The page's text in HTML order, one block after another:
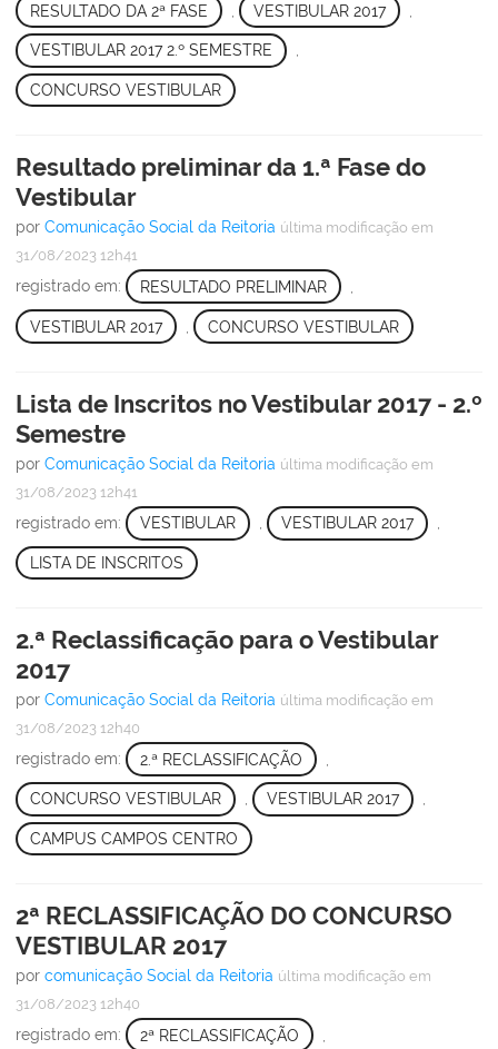
RESULTADO DA 2ª FASE VESTIBULAR 2017
VESTIBULAR 2017 2.º SEMESTRE ,
CONCURSO VESTIBULAR
Resultado preliminar da 1.ª Fase do
Vestibular
por Comunicação Social da Reitoria última modificação em
31/08/2023 12h41
registrado em: RESULTADO PRELIMINAR
VESTIBULAR 2017 CONCURSO VESTIBULAR
Lista de Inscritos no Vestibular 2017 - 2.º
Semestre
por Comunicação Social da Reitoria última modificação em
31/08/2023 12h41
registrado em: VESTIBULAR , VESTIBULAR 2017 ,
LISTA DE INSCRITOS
2.ª Reclassificação para o Vestibular
2017
por Comunicação Social da Reitoria última modificação em
31/08/2023 12h40
registrado em: 2.ª RECLASSIFICAÇÃO
CONCURSO VESTIBULAR , VESTIBULAR 2017 ,
CAMPUS CAMPOS CENTRO
2ª RECLASSIFICAÇÃO DO CONCURSO
VESTIBULAR 2017
por comunicação Social da Reitoria última modificação em
31/08/2023 12h40
registrado em: 2ª RECLASSIFICAÇÃO